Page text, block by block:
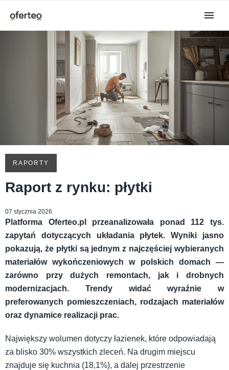
RAPORTY
Raport z rynku: płytki
07 stycznia 2026
Platforma Oferteo.pl przeanalizowała ponad 112 tys.
zapytań dotyczących układania płytek. Wyniki jasno
pokazują, że płytki są jednym z najczęściej wybieranych
materiałów wykończeniowych w polskich domach —
zarówno przy dużych remontach, jak i drobnych
modernizacjach. Trendy widać wyraźnie w
preferowanych pomieszczeniach, rodzajach materiałów
oraz dynamice realizacji prac.
Największy wolumen dotyczy łazienek, które odpowiadają
za blisko 30% wszystkich zleceń. Na drugim miejscu
znajduje się kuchnia (18,1%), a dalej przestrzenie